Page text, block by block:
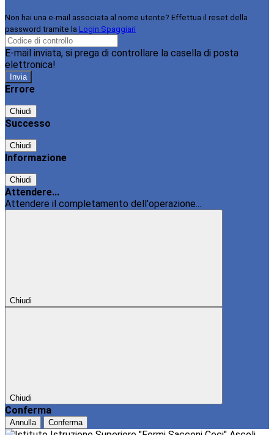
Non hai una e-mail associata al nome utente? Effettua il reset della
password tramite la Login Spaggiari
E-mail inviata, si prega di controllare la casella di posta
elettronica!
Errore
Chiudi
Successo
Chiudi
Informazione
Chiudi
Attendere...
Attendere il completamento dell'operazione...
Chiudi
Chiudi
Conferma
Annulla Conferma